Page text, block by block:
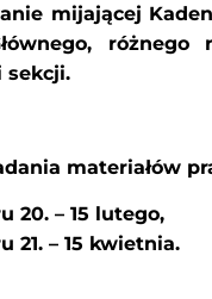
mijającej
różnego
sekcji.
materiałów
20. – 15 lutego,
21. – 15 kwietnia.